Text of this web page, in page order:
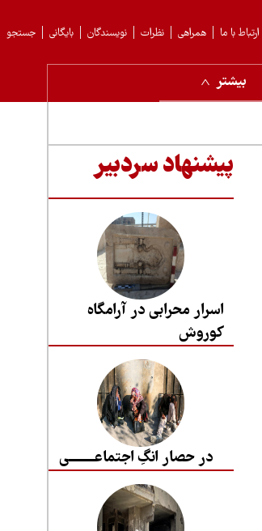
جستجو بایگانی نویسندگان نظرات همراهی ارتباط با ما
بیشتر
پیشنهاد سردبیر
اسرار محرابی در آرامگاه
کوروش
در حصار انگِ اجتماعــــــــی